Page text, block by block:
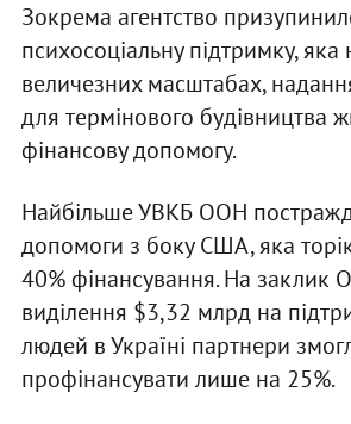
Зокрема агентство
психосоціальну підтримку, яка
величезних масштабах,
для термінового будівництва
фінансову допомогу.
Найбільше УВКБ ООН
допомоги з боку США, яка
40% фінансування. На заклик
виділення $3,32 млрд на
людей в Україні партнери
профінансувати лише на 25%.